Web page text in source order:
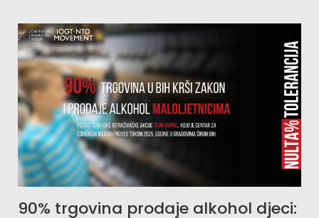
90% trgovina prodaje alkohol djeci: